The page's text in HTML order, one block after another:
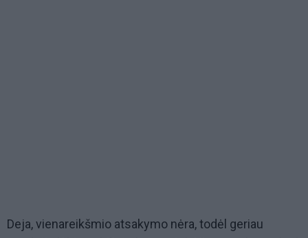
Deja, vienareikšmio atsakymo nėra, todėl geriau